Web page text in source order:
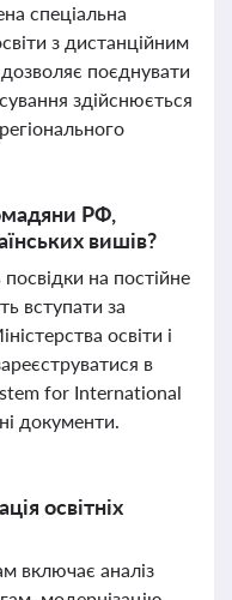
спеціальна
з дистанційним
поєднувати
здійснюється
РФ,
вишів?
на постійне
вступати за
освіти і
в
for International
документи.
освітніх
включає аналіз